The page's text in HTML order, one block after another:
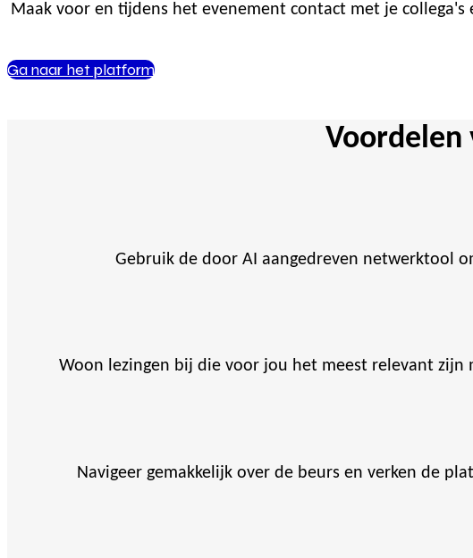
Maak voor en tijdens het evenement contact met je
Ga naar het platform
Voordelen
Gebruik de door AI aangedreven netwerktool
Woon lezingen bij die voor jou het meest relevant
Navigeer gemakkelijk over de beurs en verken de